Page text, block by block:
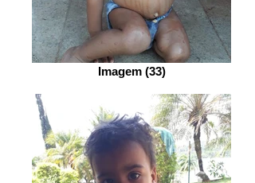
Imagem (33)